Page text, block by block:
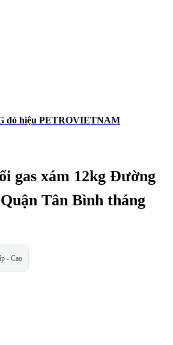
đỏ hiệu PETROVIETNAM
gas xám 12kg Đường
Tân Bình tháng
- Cao